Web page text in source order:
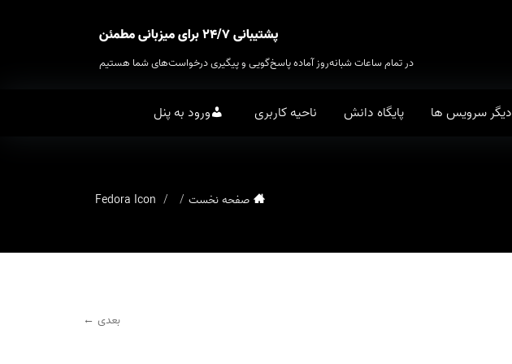
پشتیبانی ۲۴/۷ برای میزبانی مطمئن
در تمام ساعات شبانه‌روز آماده پاسخ‌گویی و پیگیری درخواست‌های شما هستیم
دیگر سرویس ها پایگاه دانش ناحیه کاربری ورود به پنل
صفحه نخست Fedora Icon
بعدی ←